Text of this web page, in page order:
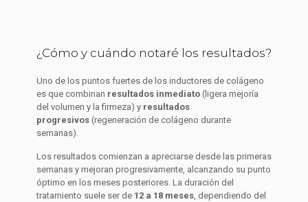
¿Cómo y cuándo notaré los resultados?
Uno de los puntos fuertes de los inductores de colágeno
es que combinan resultados inmediato (ligera mejoría
del volumen y la firmeza) y resultados
progresivos (regeneración de colágeno durante
semanas).
Los resultados comienzan a apreciarse desde las primeras
semanas y mejoran progresivamente, alcanzando su punto
óptimo en los meses posteriores. La duración del
tratamiento suele ser de 12 a 18 meses, dependiendo del